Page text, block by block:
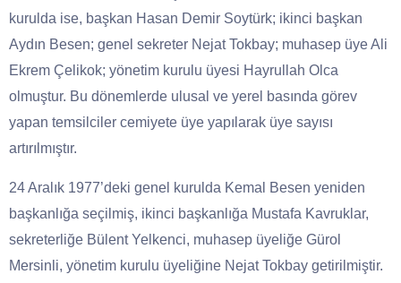
kurulda ise, başkan Hasan Demir Soytürk; ikinci başkan
Aydın Besen; genel sekreter Nejat Tokbay; muhasep üye Ali
Ekrem Çelikok; yönetim kurulu üyesi Hayrullah Olca
olmuştur. Bu dönemlerde ulusal ve yerel basında görev
yapan temsilciler cemiyete üye yapılarak üye sayısı
artırılmıştır.
24 Aralık 1977’deki genel kurulda Kemal Besen yeniden
başkanlığa seçilmiş, ikinci başkanlığa Mustafa Kavruklar,
sekreterliğe Bülent Yelkenci, muhasep üyeliğe Gürol
Mersinli, yönetim kurulu üyeliğine Nejat Tokbay getirilmiştir.